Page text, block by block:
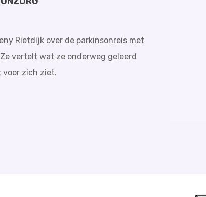
Rietdijk over de parkinsonreis met
vertelt wat ze onderweg geleerd
voor zich ziet.